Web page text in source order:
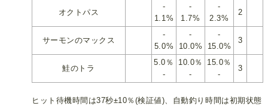
オクトパス
-
1.1%
-
1.7%
-
2.3%
2
サーモンのマックス
-
5.0%
-
10.0%
-
15.0%
3
鮭のトラ
5.0％
-
10.0％
-
15.0％
-
3
ヒット待機時間は37秒±10％(検証値)、自動釣り時間は初期状態